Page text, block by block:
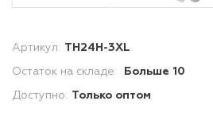
Артикул: TH24H-3XL
Остаток на складе: Больше 10
Доступно: Только оптом